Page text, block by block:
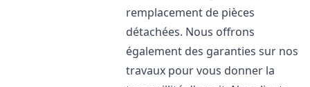
remplacement de pièces
détachées. Nous offrons
également des garanties sur nos
travaux pour vous donner la